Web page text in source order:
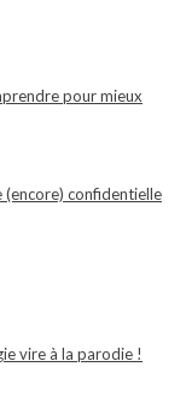
pour mieux
(encore) confidentielle
vire à la parodie !